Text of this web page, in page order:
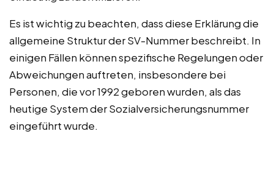
Es ist wichtig zu beachten, dass diese Erklärung die
allgemeine Struktur der SV-Nummer beschreibt. In
einigen Fällen können spezifische Regelungen oder
Abweichungen auftreten, insbesondere bei
Personen, die vor 1992 geboren wurden, als das
heutige System der Sozialversicherungsnummer
eingeführt wurde.